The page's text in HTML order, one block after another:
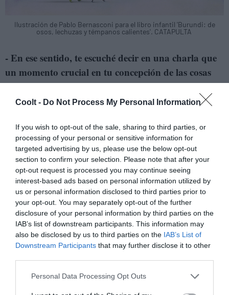
Coolt - Do Not Process My Personal Information
If you wish to opt-out of the sale, sharing to third parties, or
processing of your personal or sensitive information for
targeted advertising by us, please use the below opt-out
section to confirm your selection. Please note that after your
opt-out request is processed you may continue seeing
interest-based ads based on personal information utilized by
us or personal information disclosed to third parties prior to
your opt-out. You may separately opt-out of the further
disclosure of your personal information by third parties on the
IAB’s list of downstream participants. This information may
also be disclosed by us to third parties on the IAB’s List of
Downstream Participants that may further disclose it to other
Personal Data Processing Opt Outs
Ilustración de Pablo Bernasconi para el libro infantil 'Burundi: de
osos, lechuzas y témpanos calientes'. CATAPULTA
- En ese sentido, te escuché decir en una charla que
un momento crucial en tu concepción de las cosas
fue cuando tenías 8 ó 9 años y un compañero tuyo
la preguntó a la maestra qué era el infinito. En la
decepcionante, porque no tenía nada que ver con lo
que pensabas o imaginabas. ¿Cuál fue esa
respuesta?
- Sí, esa respuesta provocó mi primera gran angustia
existencial. Recuerdo que me duró varios días. La
respuesta de esa maestra fue una respuesta que tuvo que
ver con la religión, y yo esperaba que tuviera que ver
con la ciencia, al menos. O con cierta magia, incluso.
me negué a creerlo. Me dije a mí mismo: “Esto no